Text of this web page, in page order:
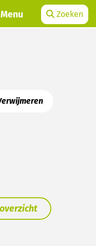
Menu Zoeken